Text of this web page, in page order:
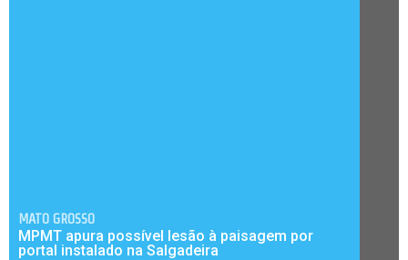
MATO GROSSO
MPMT apura possível lesão à paisagem por
portal instalado na Salgadeira